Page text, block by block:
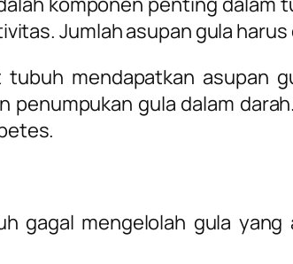
Jumlah asupan gula
mendapatkan asupan
gula dalam
gagal mengelolah gula